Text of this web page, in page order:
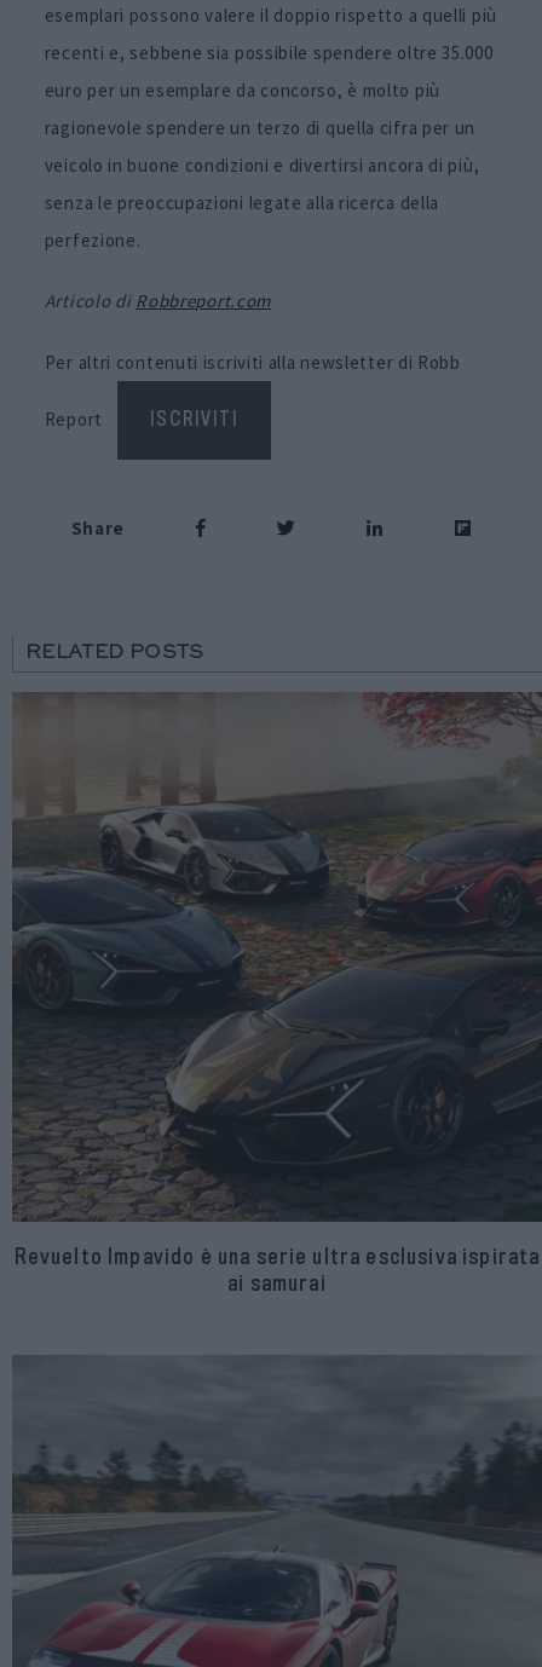
esemplari possono valere il doppio rispetto a quelli più
recenti e, sebbene sia possibile spendere oltre 35.000
euro per un esemplare da concorso, è molto più
ragionevole spendere un terzo di quella cifra per un
veicolo in buone condizioni e divertirsi ancora di più,
senza le preoccupazioni legate alla ricerca della
perfezione.
Articolo di Robbreport.com
Per altri contenuti iscriviti alla newsletter di Robb
Report ISCRIVITI
Share
RELATED POSTS
Revuelto Impavido è una serie ultra esclusiva ispirata
ai samurai